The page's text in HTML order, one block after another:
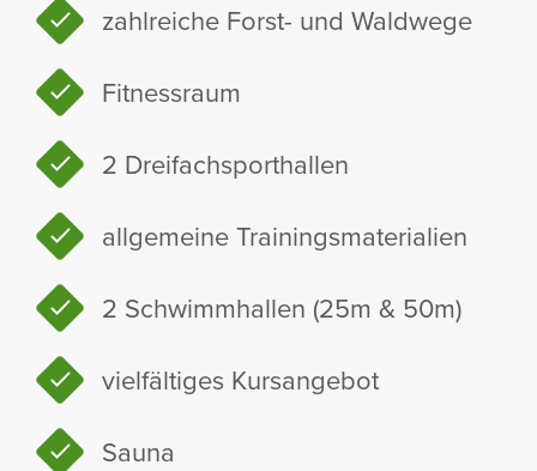
zahl­reiche Forst- und Wald­wege
Fitness­raum
2 Drei­fach­sport­hallen
allge­meine Trai­nings­ma­te­ria­lien
2 Schwimm­hallen (25m & 50m)
viel­fäl­tiges Kurs­an­gebot
Sauna